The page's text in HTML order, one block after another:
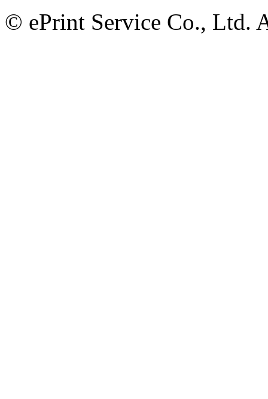
© ePrint Service Co., Ltd.